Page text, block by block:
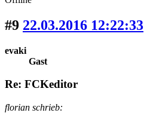
#9 22.03.2016 12:22:33
evaki
Gast
Re: FCKeditor
florian schrieb: